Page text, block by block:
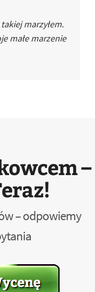
marzyłem.
małe marzenie
–
– odpowiemy